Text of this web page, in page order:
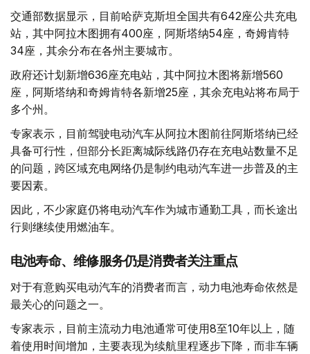
交通部数据显示，目前哈萨克斯坦全国共有642座公共充电
站，其中阿拉木图拥有400座，阿斯塔纳54座，奇姆肯特
34座，其余分布在各州主要城市。
政府还计划新增636座充电站，其中阿拉木图将新增560
座，阿斯塔纳和奇姆肯特各新增25座，其余充电站将布局于
多个州。
专家表示，目前驾驶电动汽车从阿拉木图前往阿斯塔纳已经
具备可行性，但部分长距离城际线路仍存在充电站数量不足
的问题，跨区域充电网络仍是制约电动汽车进一步普及的主
要因素。
因此，不少家庭仍将电动汽车作为城市通勤工具，而长途出
行则继续使用燃油车。
电池寿命、维修服务仍是消费者关注重点
对于有意购买电动汽车的消费者而言，动力电池寿命依然是
最关心的问题之一。
专家表示，目前主流动力电池通常可使用8至10年以上，随
着使用时间增加，主要表现为续航里程逐步下降，而非车辆